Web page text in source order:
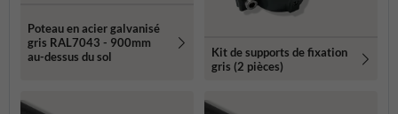
Poteau en acier galvanisé
gris RAL7043 - 900mm
au-dessus du sol
Kit de supports de fixation
gris (2 pièces)